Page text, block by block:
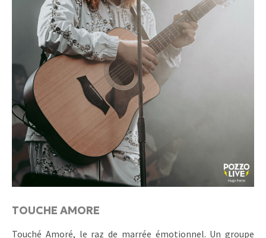
TOUCHE AMORE
Touché Amoré, le raz de marrée émotionnel. Un groupe